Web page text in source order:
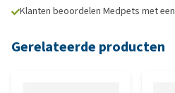
Klanten beoordelen Medpets met een
Gerelateerde producten